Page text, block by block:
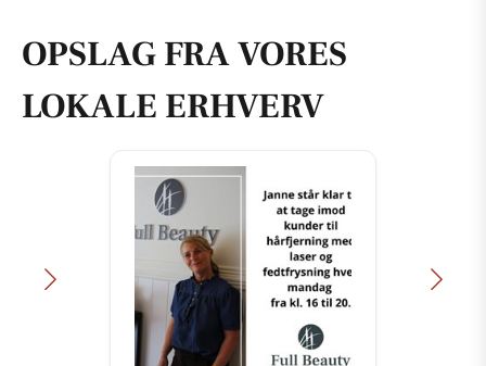
OPSLAG FRA VORES
LOKALE ERHVERV